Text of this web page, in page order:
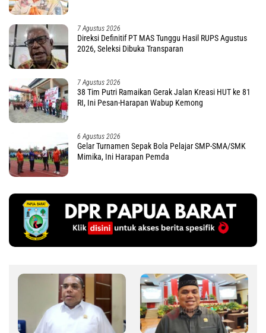
7 Agustus 2026
Direksi Definitif PT MAS Tunggu Hasil RUPS Agustus
2026, Seleksi Dibuka Transparan
7 Agustus 2026
38 Tim Putri Ramaikan Gerak Jalan Kreasi HUT ke 81
RI, Ini Pesan-Harapan Wabup Kemong
6 Agustus 2026
Gelar Turnamen Sepak Bola Pelajar SMP-SMA/SMK
Mimika, Ini Harapan Pemda